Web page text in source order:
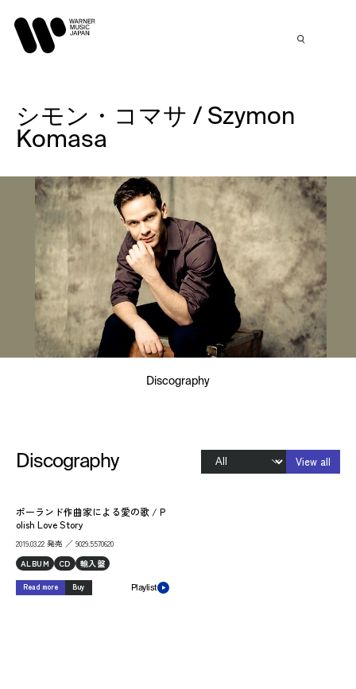
シモン・コマサ / Szymon
Komasa
Discography
Discography View all
ポーランド作曲家による愛の歌 / P
olish Love Story
2019.03.22 発売 ／ 9029.5570620
ALBUM
CD 輸入盤
Read more Buy Playlist